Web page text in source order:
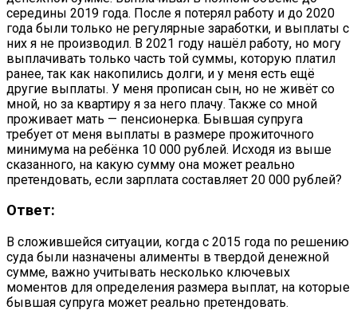
середины 2019 года. После я потерял работу и до 2020
года были только не регулярные заработки, и выплаты с
них я не производил. В 2021 году нашёл работу, но могу
выплачивать только часть той суммы, которую платил
ранее, так как накопились долги, и у меня есть ещё
другие выплаты. У меня прописан сын, но не живёт со
мной, но за квартиру я за него плачу. Также со мной
проживает мать — пенсионерка. Бывшая супруга
требует от меня выплаты в размере прожиточного
минимума на ребёнка 10 000 рублей. Исходя из выше
сказанного, на какую сумму она может реально
претендовать, если зарплата составляет 20 000 рублей?
Ответ:
В сложившейся ситуации, когда с 2015 года по решению
суда были назначены алименты в твердой денежной
сумме, важно учитывать несколько ключевых
моментов для определения размера выплат, на которые
бывшая супруга может реально претендовать.